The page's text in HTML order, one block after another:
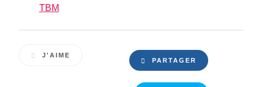
TBM
J'AIME
PARTAGER